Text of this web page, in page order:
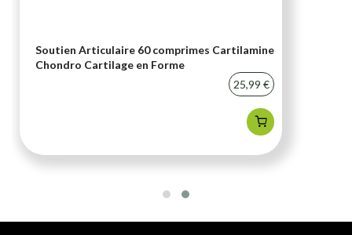
Soutien Articulaire 60 comprimes Cartilamine
Chondro Cartilage en Forme
25,99 €